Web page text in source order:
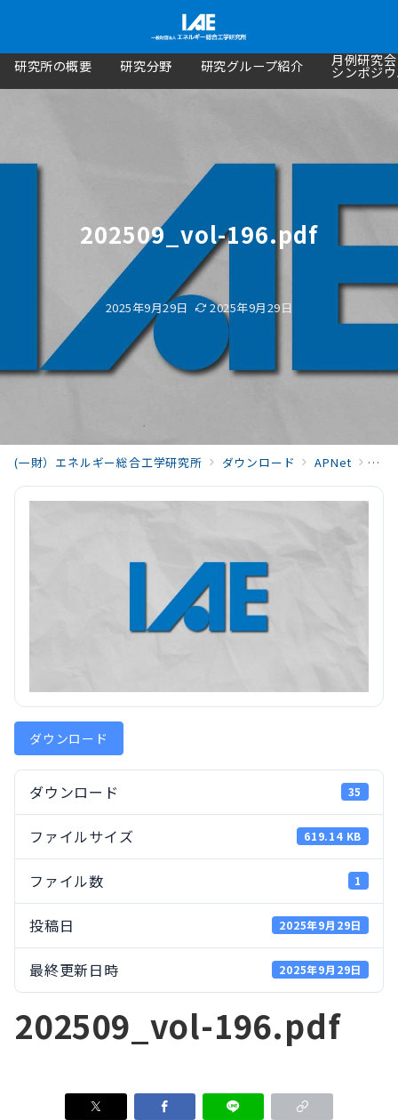
研究所の概要 研究分野 研究グループ紹介 月例研究
シンポジ
202509_vol-196.pdf
2025年9月29日 2025年9月29日
(一財）エネルギー総合工学研究所 ダウンロード APNet
ダウンロード
ダウンロード 35
ファイルサイズ 619.14 KB
ファイル数 1
投稿日 2025年9月29日
最終更新日時 2025年9月29日
202509_vol-196.pdf